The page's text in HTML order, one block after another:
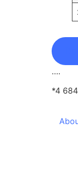
….
*4